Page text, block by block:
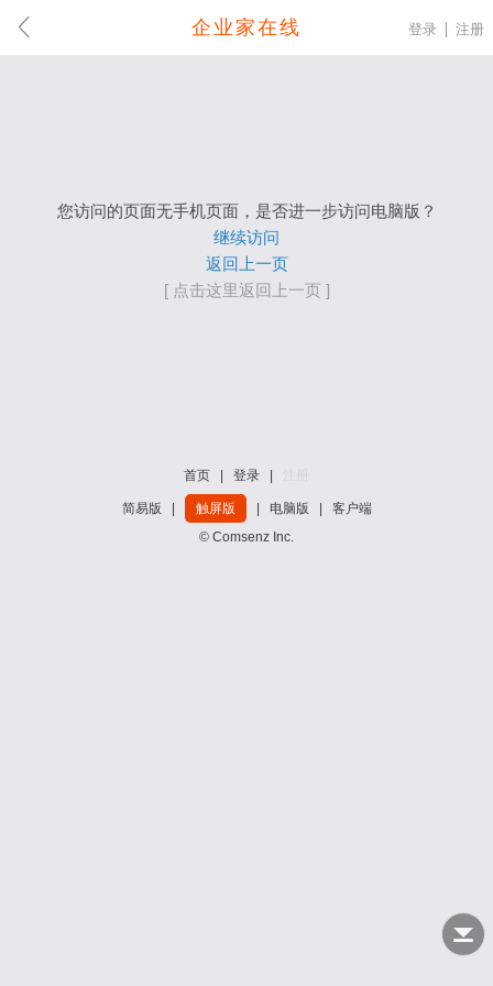
企业家在线 登录 注册
您访问的页面无手机页面，是否进一步访问电脑版？
继续访问
返回上一页
[ 点击这里返回上一页 ]
首页 登录
简易版 触屏版 电脑版
客户端
© Comsenz Inc.